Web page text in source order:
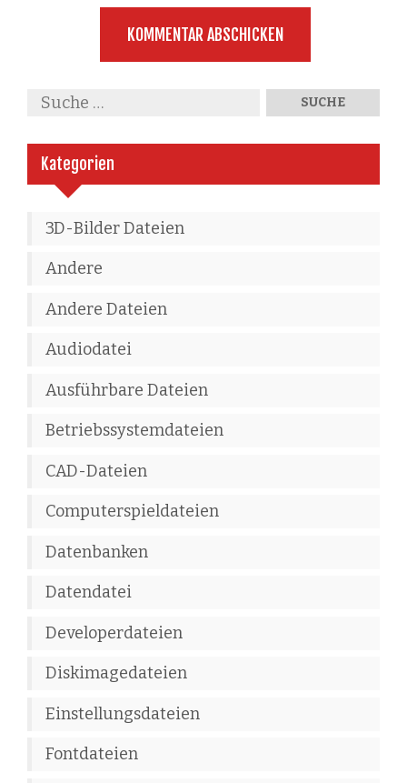
Kategorien
3D-Bilder Dateien
Andere
Andere Dateien
Audiodatei
Ausführbare Dateien
Betriebssystemdateien
CAD-Dateien
Computerspieldateien
Datenbanken
Datendatei
Developerdateien
Diskimagedateien
Einstellungsdateien
Fontdateien